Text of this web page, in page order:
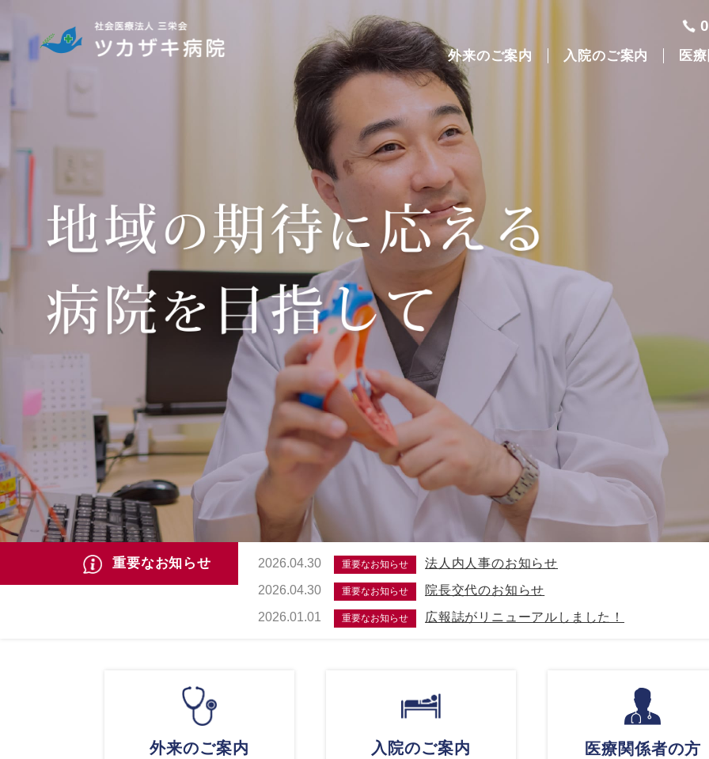
外来のご案内 入院のご案内 医
重要なお知らせ 2026.04.30 重要なお知らせ
法人内人事のお知らせ
2026.04.30
重要なお知らせ
院長交代のお知らせ
2026.01.01
重要なお知らせ 広報誌がリニューアルしました！
外来のご案内 入院のご案内 医療関係者の方